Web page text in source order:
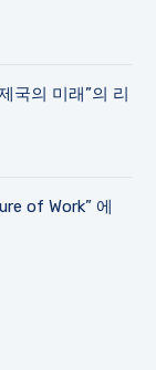
국의 미래”의 리
of Work” 에